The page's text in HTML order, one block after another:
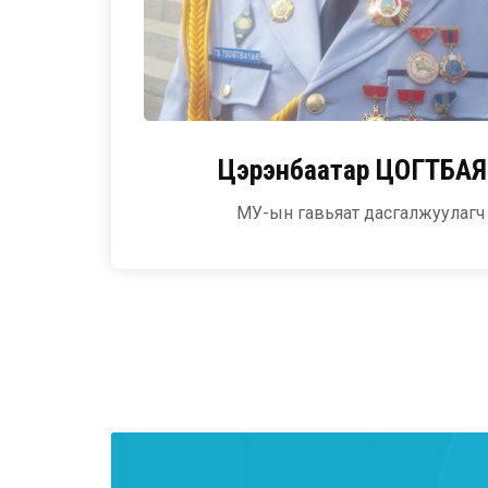
Цэрэнбаатар
МУ-ын гавьяат дасгалжуулагч